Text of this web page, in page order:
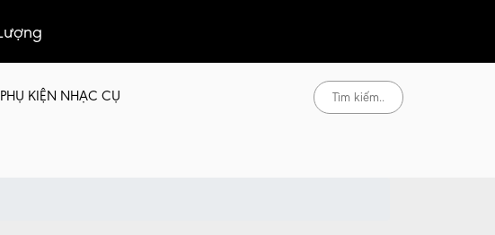
PHỤ KIỆN NHẠC CỤ